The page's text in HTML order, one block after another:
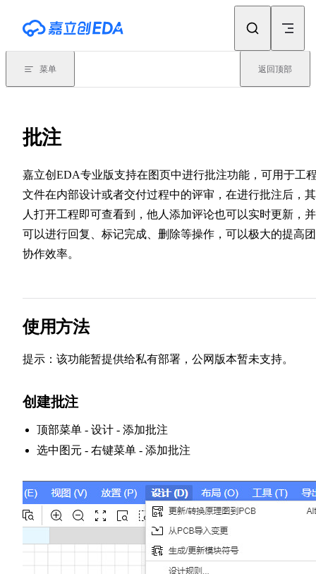
菜单 返回顶部
批注
嘉立创EDA专业版支持在图页中进行批注功能，可用于工
文件在内部设计或者交付过程中的评审，在进行批注后，
人打开工程即可查看到，他人添加评论也可以实时更新，
可以进行回复、标记完成、删除等操作，可以极大的提高
协作效率。
使用方法
提示：该功能暂提供给私有部署，公网版本暂未支持。
创建批注
顶部菜单 - 设计 - 添加批注
选中图元 - 右键菜单 - 添加批注